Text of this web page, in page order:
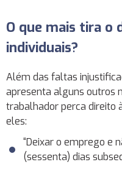
O que mais tira o
individuais?
Além das faltas
apresenta alguns outros
trabalhador perca direito
eles:
“Deixar o emprego e
(sessenta) dias